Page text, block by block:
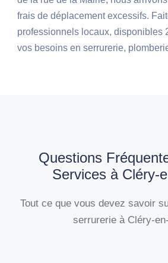
frais de déplacement excessifs.
professionnels locaux, disponibles
vos besoins en serrurerie,
Questions
Services à Cléry-
Tout ce que vous devez savoir
serrurerie à Cléry-